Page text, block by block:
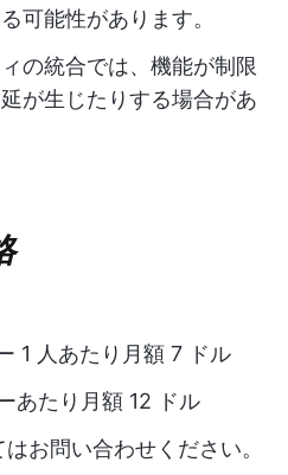
可能性があります。
の統合では、機能が制限
が生じたりする場合があ
1 人あたり月額 7 ドル
あたり月額 12 ドル
お問い合わせください。